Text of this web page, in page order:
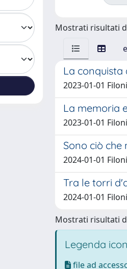
Mostrati risultati
La conquista
2023-01-01
La memoria
2023-01-01
Sono ciò che
2024-01-01
Tra le torri
2024-01-01
Mostrati risultati
Legenda
file ad